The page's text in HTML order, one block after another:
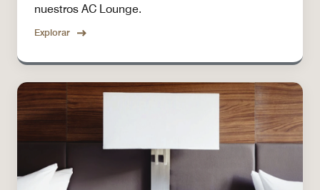
nuestros AC Lounge.
Explorar